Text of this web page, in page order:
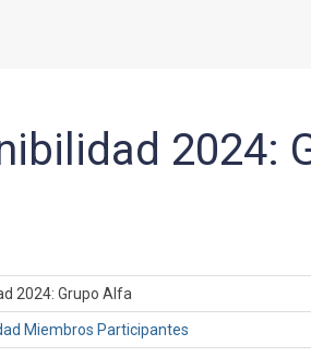
2024:
2024: Grupo Alfa
Miembros Participantes